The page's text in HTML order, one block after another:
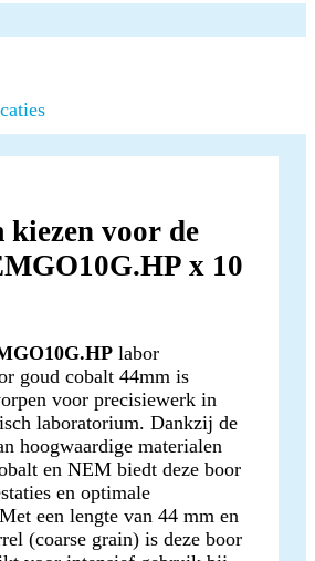
kiezen voor de
x 10
labor
goud cobalt 44mm is
voor precisiewerk in
laboratorium. Dankzij de
hoogwaardige materialen
en NEM biedt deze boor
en optimale
een lengte van 44 mm en
(coarse grain) is deze boor